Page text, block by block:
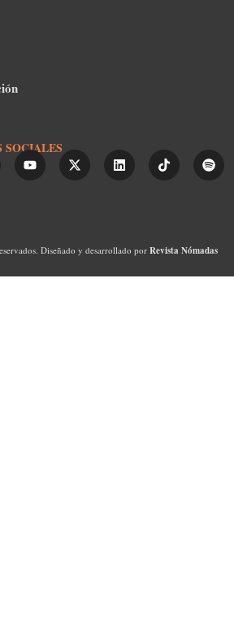
SOCIALES
Diseñado y desarrollado por Revista Nómadas